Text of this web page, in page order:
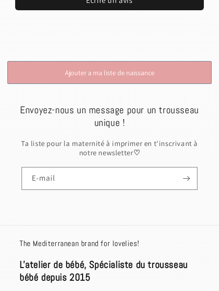
Ajouter a ma liste de naissance
Envoyez-nous un message pour un trousseau
unique !
Ta liste pour la maternité à imprimer en t'inscrivant à
notre newsletter♡
E-mail
The Mediterranean brand for lovelies!
L'atelier de bébé, Spécialiste du trousseau
bébé depuis 2015